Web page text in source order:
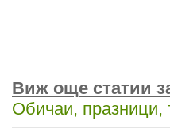
Виж още статии
Обичаи, празници,